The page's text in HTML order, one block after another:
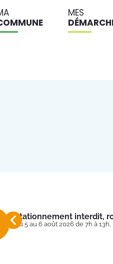
MES
Stationnement interdit,
Du 5 au 6 août 2026 de 7h à